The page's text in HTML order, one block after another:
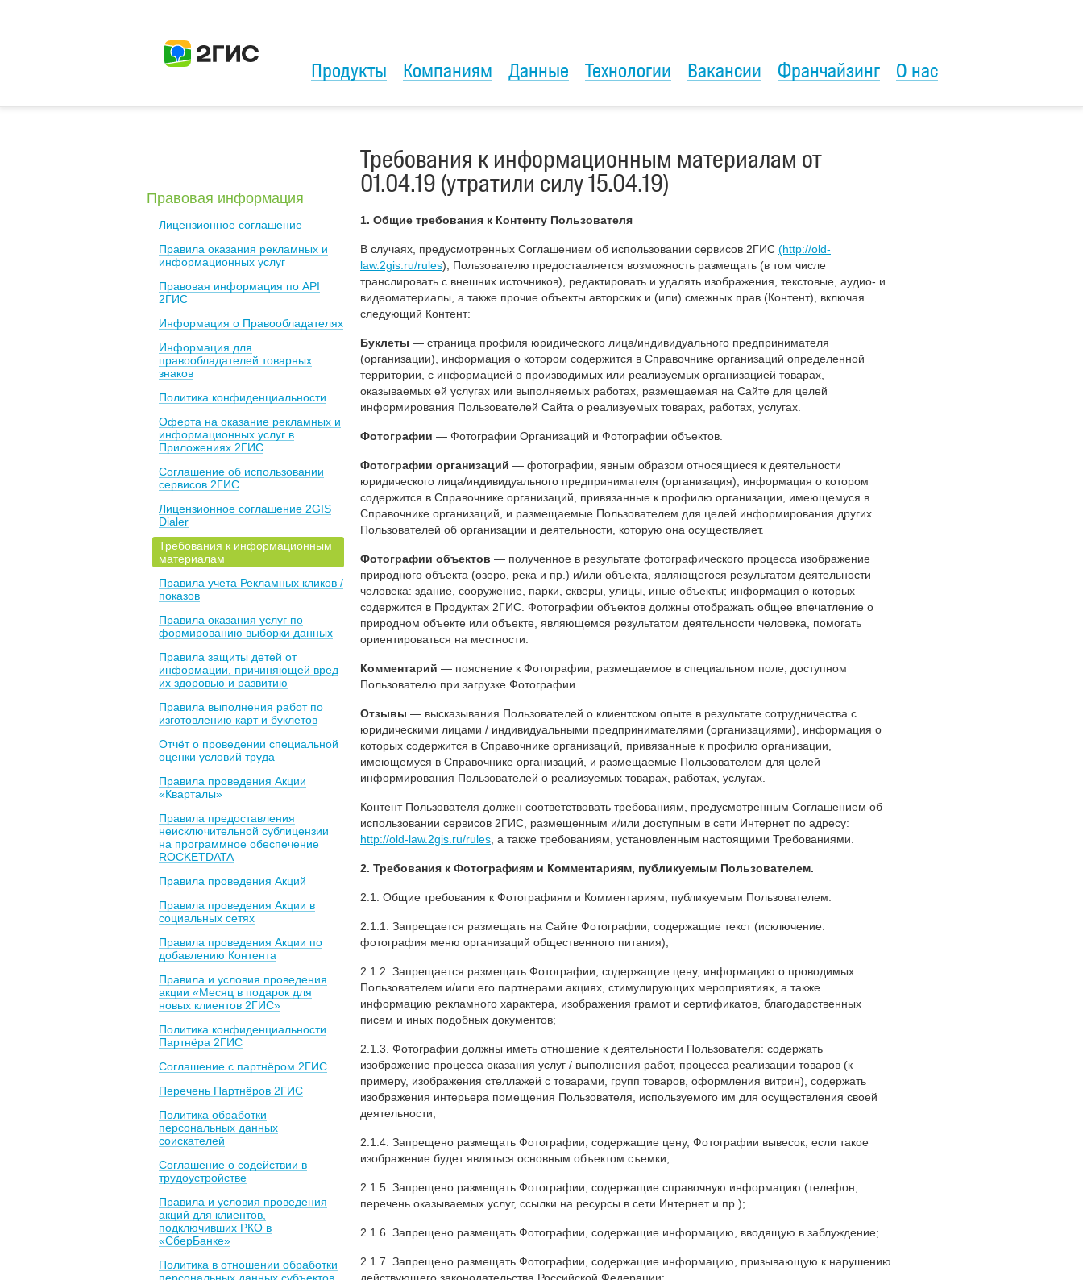
Продукты Компаниям Данные Технологии Вакансии Франчайзинг О нас
Правовая информация
Лицензионное соглашение
Правила оказания рекламных и
информационных услуг
Правовая информация по API
2ГИС
Информация о Правообладателях
Информация для
правообладателей товарных
знаков
Политика конфиденциальности
Оферта на оказание рекламных и
информационных услуг в
Приложениях 2ГИС
Соглашение об использовании
сервисов 2ГИС
Лицензионное соглашение 2GIS
Dialer
Требования к информационным
материалам
Правила учета Рекламных кликов /
показов
Правила оказания услуг по
формированию выборки данных
Правила защиты детей от
информации, причиняющей вред
их здоровью и развитию
Правила выполнения работ по
изготовлению карт и буклетов
Отчёт о проведении специальной
оценки условий труда
Правила проведения Акции
«Кварталы»
Правила предоставления
неисключительной сублицензии
на программное обеспечение
ROCKETDATA
Правила проведения Акций
Правила проведения Акции в
социальных сетях
Правила проведения Акции по
добавлению Контента
Правила и условия проведения
акции «Месяц в подарок для
новых клиентов 2ГИС»
Политика конфиденциальности
Партнёра 2ГИС
Соглашение с партнёром 2ГИС
Перечень Партнёров 2ГИС
Политика обработки
персональных данных
соискателей
Соглашение о содействии в
трудоустройстве
Правила и условия проведения
акций для клиентов,
подключивших РКО в
«СберБанке»
Политика в отношении обработки
Требования к информационным материалам от
01.04.19 (утратили силу 15.04.19)
1. Общие требования к Контенту Пользователя
В случаях, предусмотренных Соглашением об использовании сервисов 2ГИС (http://old-
law.2gis.ru/rules), Пользователю предоставляется возможность размещать (в том числе
транслировать с внешних источников), редактировать и удалять изображения, текстовые, аудио- и
видеоматериалы, а также прочие объекты авторских и (или) смежных прав (Контент), включая
следующий Контент:
Буклеты — страница профиля юридического лица/индивидуального предпринимателя
(организации), информация о котором содержится в Справочнике организаций определенной
территории, с информацией о производимых или реализуемых организацией товарах,
оказываемых ей услугах или выполняемых работах, размещаемая на Сайте для целей
информирования Пользователей Сайта о реализуемых товарах, работах, услугах.
Фотографии — Фотографии Организаций и Фотографии объектов.
Фотографии организаций — фотографии, явным образом относящиеся к деятельности
юридического лица/индивидуального предпринимателя (организация), информация о котором
содержится в Справочнике организаций, привязанные к профилю организации, имеющемуся в
Справочнике организаций, и размещаемые Пользователем для целей информирования других
Пользователей об организации и деятельности, которую она осуществляет.
Фотографии объектов — полученное в результате фотографического процесса изображение
природного объекта (озеро, река и пр.) и/или объекта, являющегося результатом деятельности
человека: здание, сооружение, парки, скверы, улицы, иные объекты; информация о которых
содержится в Продуктах 2ГИС. Фотографии объектов должны отображать общее впечатление о
природном объекте или объекте, являющемся результатом деятельности человека, помогать
ориентироваться на местности.
Комментарий — пояснение к Фотографии, размещаемое в специальном поле, доступном
Пользователю при загрузке Фотографии.
Отзывы — высказывания Пользователей о клиентском опыте в результате сотрудничества с
юридическими лицами / индивидуальными предпринимателями (организациями), информация о
которых содержится в Справочнике организаций, привязанные к профилю организации,
имеющемуся в Справочнике организаций, и размещаемые Пользователем для целей
информирования Пользователей о реализуемых товарах, работах, услугах.
Контент Пользователя должен соответствовать требованиям, предусмотренным Соглашением об
использовании сервисов 2ГИС, размещенным и/или доступным в сети Интернет по адресу:
http://old-law.2gis.ru/rules , а также требованиям, установленным настоящими Требованиями.
2. Требования к Фотографиям и Комментариям, публикуемым Пользователем.
2.1. Общие требования к Фотографиям и Комментариям, публикуемым Пользователем:
2.1.1. Запрещается размещать на Сайте Фотографии, содержащие текст (исключение:
фотография меню организаций общественного питания);
2.1.2. Запрещается размещать Фотографии, содержащие цену, информацию о проводимых
Пользователем и/или его партнерами акциях, стимулирующих мероприятиях, а также
информацию рекламного характера, изображения грамот и сертификатов, благодарственных
писем и иных подобных документов;
2.1.3. Фотографии должны иметь отношение к деятельности Пользователя: содержать
изображение процесса оказания услуг / выполнения работ, процесса реализации товаров (к
примеру, изображения стеллажей с товарами, групп товаров, оформления витрин), содержать
изображения интерьера помещения Пользователя, используемого им для осуществления своей
деятельности;
2.1.4. Запрещено размещать Фотографии, содержащие цену, Фотографии вывесок, если такое
изображение будет являться основным объектом съемки;
2.1.5. Запрещено размещать Фотографии, содержащие справочную информацию (телефон,
перечень оказываемых услуг, ссылки на ресурсы в сети Интернет и пр.);
2.1.6. Запрещено размещать Фотографии, содержащие информацию, вводящую в заблуждение;
2.1.7. Запрещено размещать Фотографии, содержащие информацию, призывающую к нарушению